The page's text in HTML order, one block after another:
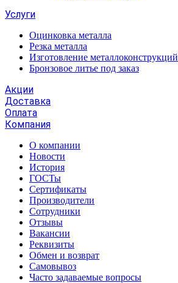
Услуги
Оцинковка металла
Резка металла
Изготовление металлоконструкций
Бронзовое литье под заказ
Акции
Доставка
Оплата
Компания
О компании
Новости
История
ГОСТы
Сертификаты
Производители
Сотрудники
Отзывы
Вакансии
Реквизиты
Обмен и возврат
Самовывоз
Часто задаваемые вопросы